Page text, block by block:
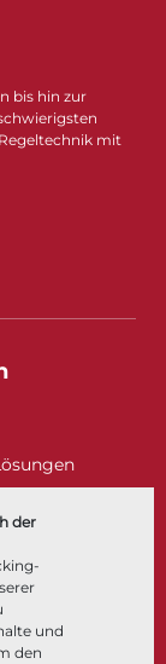
der
und
den
bis hin zur
mit